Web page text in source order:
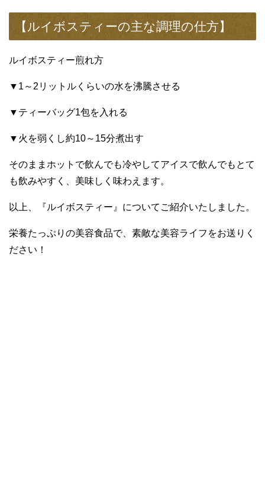
【ルイボスティーの主な調理の仕方】
ルイボスティー煎れ方
▼1～2リットルくらいの水を沸騰させる
▼ティーバッグ1包を入れる
▼火を弱くし約10～15分煮出す
そのままホットで飲んでも冷やしてアイスで飲んでもとて
も飲みやすく、美味しく味わえます。
以上、『ルイボスティー』についてご紹介いたしました。
栄養たっぷりの美容食品で、素敵な美容ライフをお送りく
ださい！